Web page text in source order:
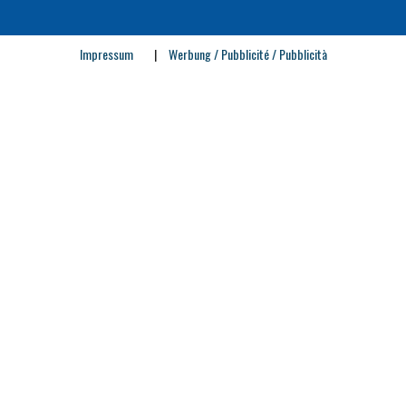
Impressum | Werbung / Pubblicité / Pubblicità